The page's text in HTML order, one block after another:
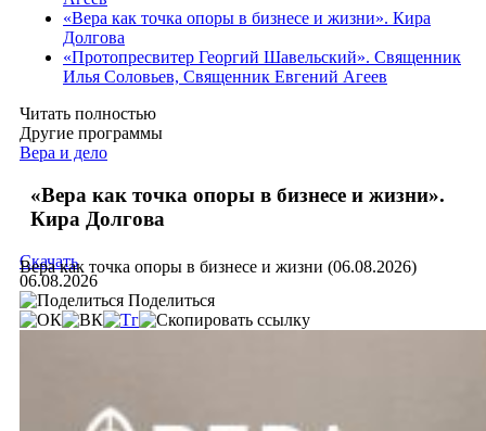
«Вера как точка опоры в бизнесе и жизни». Кира
Долгова
«Протопресвитер Георгий Шавельский». Священник
Илья Соловьев, Священник Евгений Агеев
Читать полностью
Другие программы
Вера и дело
«Вера как точка опоры в бизнесе и жизни».
Кира Долгова
Вера как точка опоры в бизнесе и жизни (06.08.2026)
Скачать
06.08.2026
Поделиться